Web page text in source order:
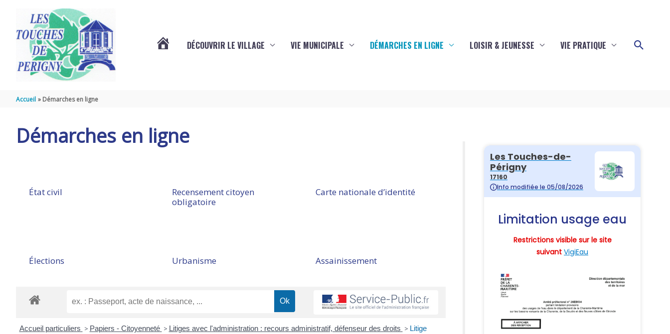
DÉCOUVRIR LE VILLAGE VIE MUNICIPALE DÉMARCHES EN LIGNE LOISIR & JEUNESSE VIE PRATIQUE
Accueil Démarches en ligne
Démarches en ligne
État civil
Recensement citoyen
obligatoire
Carte nationale d’identité
Élections Urbanisme Assainissement
Accueil particuliers > Papiers - Citoyenneté > Litiges avec l'administration : recours administratif, défenseur des droits > Litige